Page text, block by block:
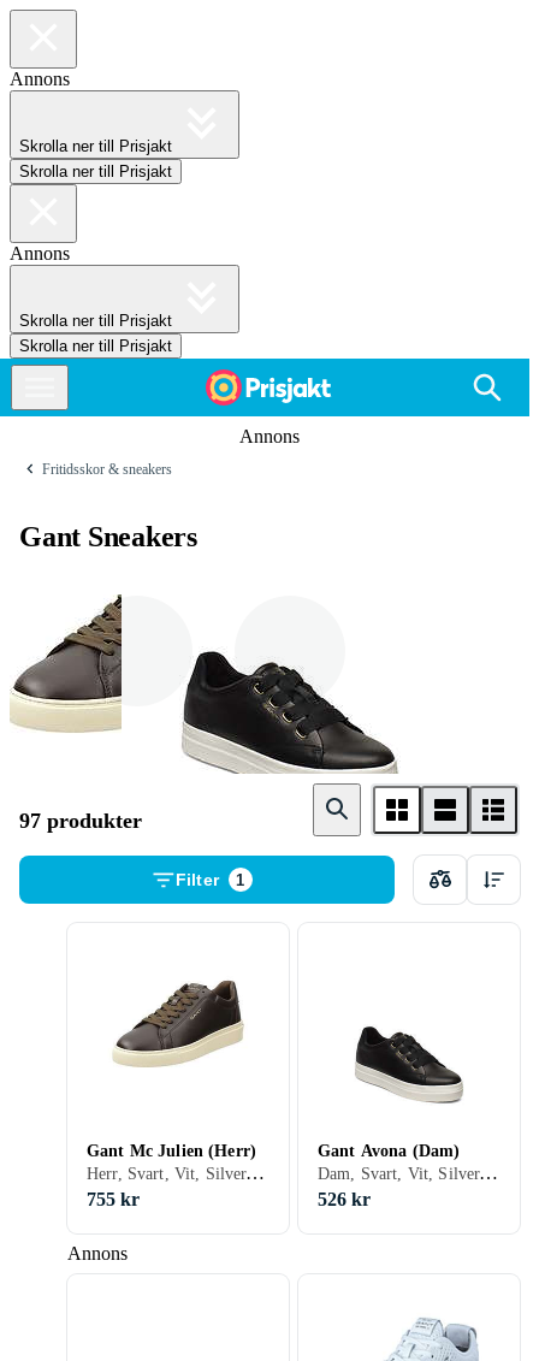
Annons
Skrolla ner till Prisjakt
Skrolla ner till Prisjakt
Annons
Skrolla ner till Prisjakt
Skrolla ner till Prisjakt
Annons
Fritidsskor & sneakers
Gant Sneakers
Herr Dam
97 produkter
Filter 1
Annons
Gant Mc Julien (Herr)
Herr, Svart, Vit, Silver, Grå, Brun, Blå, Röd, Gul, Grön, Beige, Rosa, Khaki, Snöre
755 kr
Gant Avona (Dam)
Dam, Svart, Vit, Silver, Grå, Brun, Blå, Gul, Guld, Grön, Beige, Rosa, Snöre
526 kr